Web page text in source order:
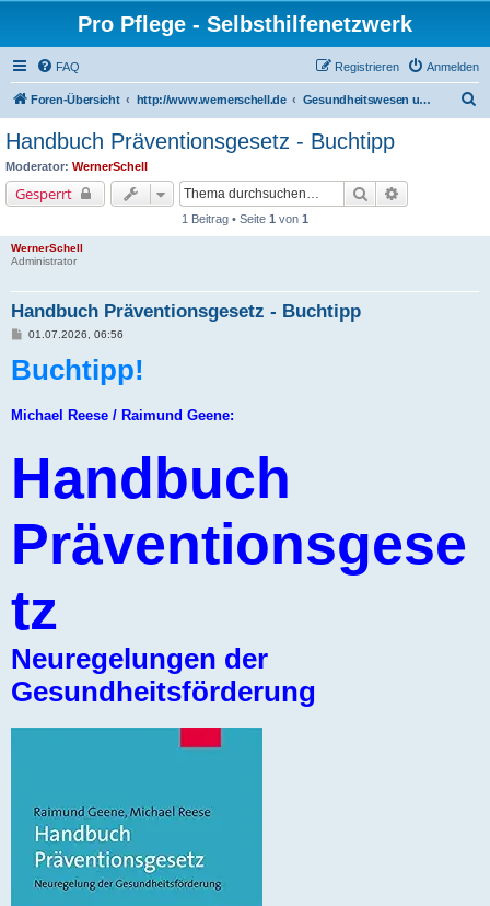
Pro Pflege - Selbsthilfenetzwerk
FAQ Anmelden
Registrieren
Foren-Übersicht http://www.wernerschell.de Gesundheitswesen und –politik
Handbuch Präventionsgesetz - Buchtipp
Moderator: WernerSchell
Gesperrt Suche
1 Beitrag • Seite 1 von 1
WernerSchell
Administrator
Handbuch Präventionsgesetz - Buchtipp
B
i
t
g
01.07.2026, 06:56
Buchtipp!
Michael Reese / Raimund Geene:
Handbuch
Präventionsgese
tz
Neuregelungen der
Gesundheitsförderung